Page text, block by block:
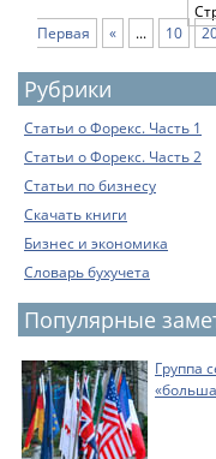
Первая
« ... 10
Рубрики
Статьи о Форекс. Часть 1
Статьи о Форекс. Часть 2
Статьи по бизнесу
Скачать книги
Бизнес и экономика
Словарь бухучета
Популярные
Группа